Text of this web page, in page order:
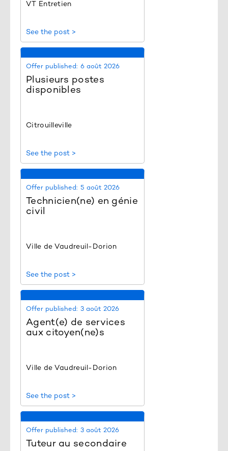
VT Entretien
See the post >
Offer published: 6 août 2026
Plusieurs postes
disponibles
Citrouilleville
See the post >
Offer published: 5 août 2026
Technicien(ne) en génie
civil
Ville de Vaudreuil-Dorion
See the post >
Offer published: 3 août 2026
Agent(e) de services
aux citoyen(ne)s
Ville de Vaudreuil-Dorion
See the post >
Offer published: 3 août 2026
Tuteur au secondaire